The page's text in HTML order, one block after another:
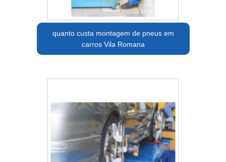
quanto custa montagem de pneus em
carros Vila Romana